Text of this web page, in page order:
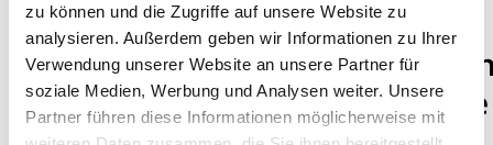
zu können und die Zugriffe auf unsere Website zu
analysieren. Außerdem geben wir Informationen zu Ihrer
Verwendung unserer Website an unsere Partner für
soziale Medien, Werbung und Analysen weiter. Unsere
Partner führen diese Informationen möglicherweise mit
DISTRIKT 1810
Musikförderung
durch
NEWS
und Stille